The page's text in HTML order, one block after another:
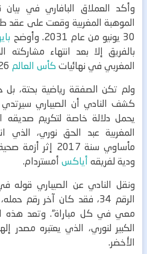
وأكد العملاق البافاري في بيان
الموهبة المغربية وقعت على عقد
30 يونيو من عام 2031. وأوضح
بالفريق إلا بعد انتهاء
المغربي في نهائيات كأس العالم
ولم تكن الصفقة رياضية بحتة، بل
يحمل دلالة خاصة لتكريم صديقه
المغربية عبد الحق نوري، الذي
مأساوي سنة 2017
ودية لفريقه أياكس أمستردام.
ونقل النادي عن الصيباري قوله
الرقم 34، فقد كان آخر رقم
معي في كل مباراة”. وتعد هذه
الكبير لنوري، الذي يعتبره مصدر
الأخضر.